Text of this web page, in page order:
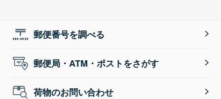
郵便番号を調べる
郵便局・ATM・ポストをさがす
荷物のお問い合わせ